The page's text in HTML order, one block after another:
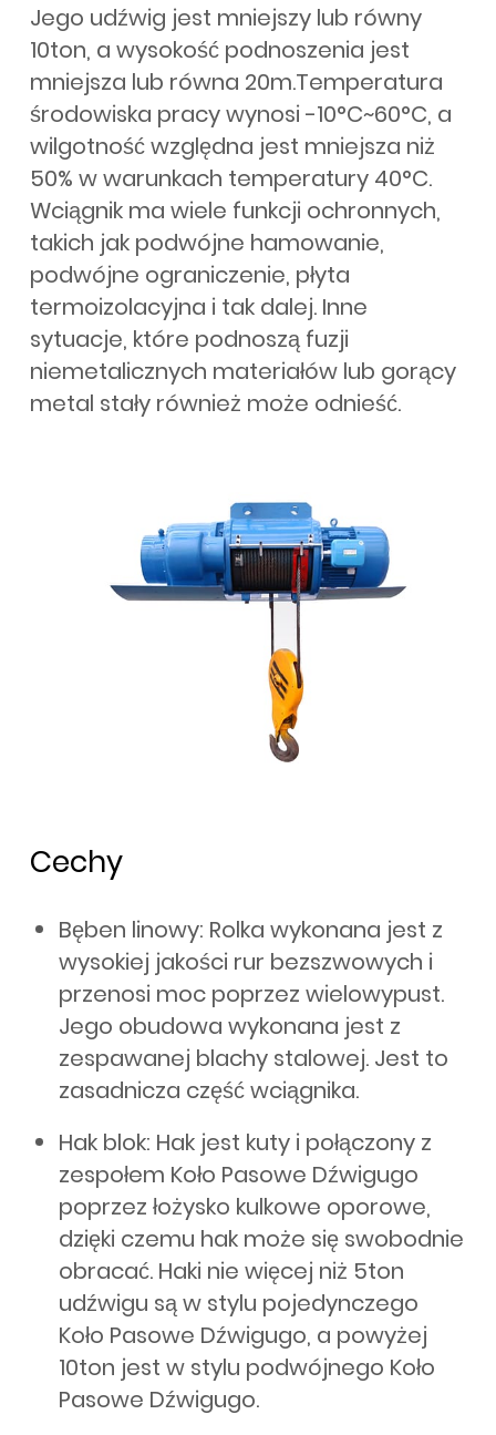
Jego udźwig jest mniejszy lub równy
10ton, a wysokość podnoszenia jest
mniejsza lub równa 20m.Temperatura
środowiska pracy wynosi -10°C~60°C, a
wilgotność względna jest mniejsza niż
50% w warunkach temperatury 40°C.
Wciągnik ma wiele funkcji ochronnych,
takich jak podwójne hamowanie,
podwójne ograniczenie, płyta
termoizolacyjna i tak dalej. Inne
sytuacje, które podnoszą fuzji
niemetalicznych materiałów lub gorący
metal stały również może odnieść.
Cechy
Bęben linowy: Rolka wykonana jest z
wysokiej jakości rur bezszwowych i
przenosi moc poprzez wielowypust.
Jego obudowa wykonana jest z
zespawanej blachy stalowej. Jest to
zasadnicza część wciągnika.
Hak blok: Hak jest kuty i połączony z
zespołem Koło Pasowe Dźwigugo
poprzez łożysko kulkowe oporowe,
dzięki czemu hak może się swobodnie
obracać. Haki nie więcej niż 5ton
udźwigu są w stylu pojedynczego
Koło Pasowe Dźwigugo, a powyżej
10ton jest w stylu podwójnego Koło
Pasowe Dźwigugo.